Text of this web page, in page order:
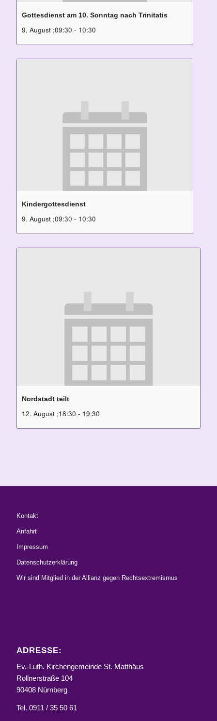
Gottesdienst am 10. Sonntag nach Trinitatis
9. August ;09:30 - 10:30
Kindergottesdienst
9. August ;09:30 - 10:30
Nordstadt teilt
12. August ;18:30 - 19:30
Kontakt
Anfahrt
Impressum
Datenschutzerklärung
Wir sind Mitglied in der Allianz gegen Rechtsextremismus
ADRESSE:
Ev.-Luth. Kirchengemeinde St. Matthäus
Rollnerstraße 104
90408 Nürnberg
Tel. 0911 / 35 50 61